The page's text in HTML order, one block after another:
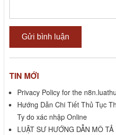
TIN MỚI
Privacy Policy for the
Hướng Dẫn Chi Tiết Thủ Tục
Ty do xác nhập Online
LUẬT SƯ HƯỚNG DẪN MÔ